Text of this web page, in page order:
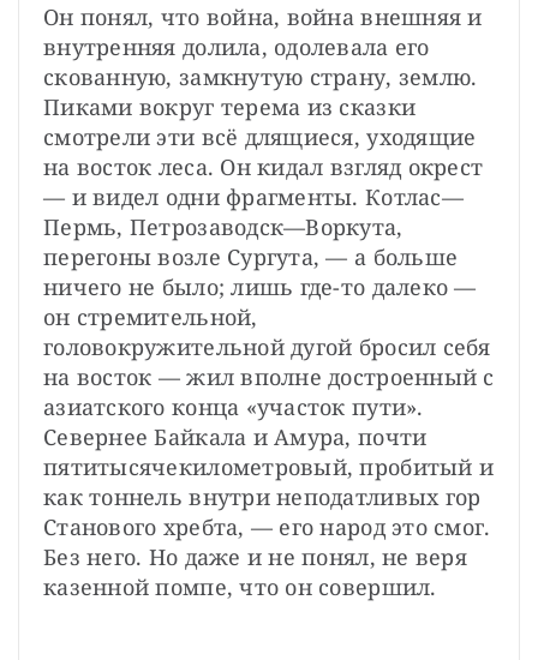
Он понял, что война, война внешняя и
внутренняя долила, одолевала его
скованную, замкнутую страну, землю.
Пиками вокруг терема из сказки
смотрели эти всё длящиеся, уходящие
на восток леса. Он кидал взгляд окрест
— и видел одни фрагменты. Котлас—
Пермь, Петрозаводск—Воркута,
перегоны возле Сургута, — а больше
ничего не было; лишь где-то далеко —
он стремительной,
головокружительной дугой бросил себя
на восток — жил вполне достроенный с
азиатского конца «участок пути».
Севернее Байкала и Амура, почти
пятитысячекилометровый, пробитый и
как тоннель внутри неподатливых гор
Станового хребта, — его народ это смог.
Без него. Но даже и не понял, не веря
казенной помпе, что он совершил.